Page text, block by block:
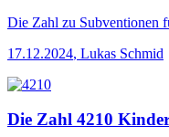
Die Zahl zu Subventionen
17.12.2024, Lukas Schmid
Die Zahl 4210